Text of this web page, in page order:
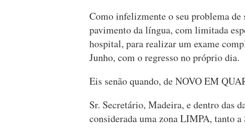
Como infelizmente o seu problema
pavimento da língua, com limitada
hospital, para realizar um exame
Junho, com o regresso no próprio dia.
Eis senão quando, de NOVO EM
Sr. Secretário, Madeira, e dentro das
considerada uma zona LIMPA, tanto